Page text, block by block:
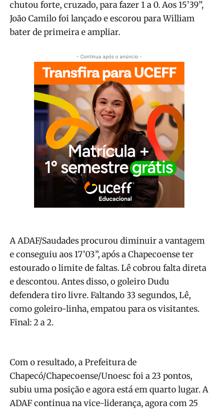
chutou forte, cruzado, para fazer 1 a 0. Aos 15’39”,
João Camilo foi lançado e escorou para William
bater de primeira e ampliar.
- Continua após o anúncio -
A ADAF/Saudades procurou diminuir a vantagem
e conseguiu aos 17’03”, após a Chapecoense ter
estourado o limite de faltas. Lê cobrou falta direta
e descontou. Antes disso, o goleiro Dudu
defendera tiro livre. Faltando 33 segundos, Lê,
como goleiro-linha, empatou para os visitantes.
Final: 2 a 2.
Com o resultado, a Prefeitura de
Chapecó/Chapecoense/Unoesc foi a 23 pontos,
subiu uma posição e agora está em quarto lugar. A
ADAF continua na vice-liderança, agora com 25